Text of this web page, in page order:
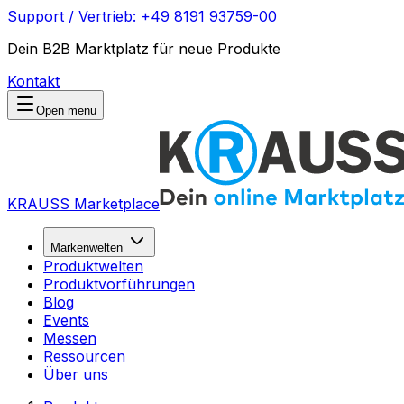
Support / Vertrieb: +49 8191 93759-00
Dein B2B Marktplatz für neue Produkte
Kontakt
Open menu
KRAUSS Marketplace
Markenwelten
Produktwelten
Produktvorführungen
Blog
Events
Messen
Ressourcen
Über uns